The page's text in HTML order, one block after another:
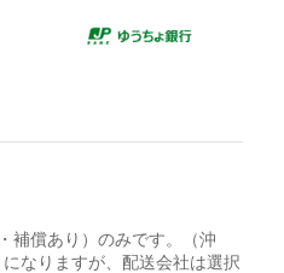
補償あり）のみです。（沖
なりますが、配送会社は選択